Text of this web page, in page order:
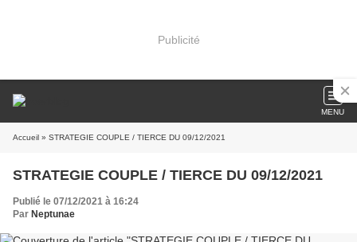
Publicité
MENU
Accueil » STRATEGIE COUPLE / TIERCE DU 09/12/2021
STRATEGIE COUPLE / TIERCE DU 09/12/2021
Publié le 07/12/2021 à 16:24
Par Neptunae